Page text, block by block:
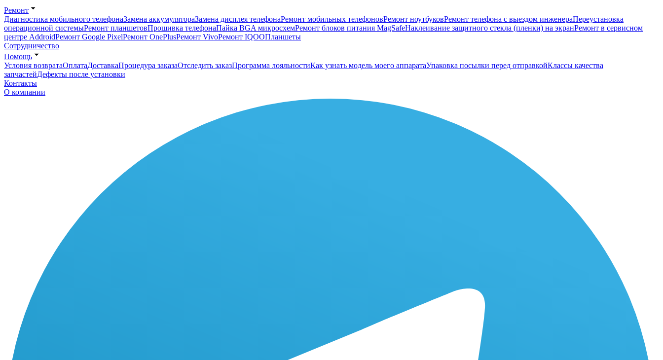
Ремонт
Диагностика мобильного телефонаЗамена аккумулятораЗамена дисплея телефонаРемонт мобильных телефоновРемонт ноутбуковРемонт телефона с выездом инженераПереустановка
операционной системыРемонт планшетовПрошивка телефонаПайка BGA микросхемРемонт блоков питания MagSafeНаклеивание защитного стекла (пленки) на экранРемонт в сервисном
центре AddroidРемонт Google PixelРемонт OnePlusРемонт VivoРемонт IQOOПланшеты
Сотрудничество
Помощь
Условия возвратаОплатаДоставкаПроцедура заказаОтследить заказПрограмма лояльностиКак узнать модель моего аппаратаУпаковка посылки перед отправкойКлассы качества
запчастейДефекты после установки
Контакты
О компании